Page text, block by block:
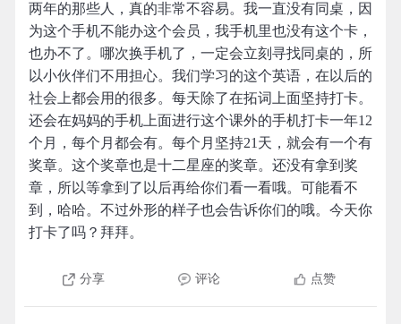
两年的那些人，真的非常不容易。我一直没有同桌，因
为这个手机不能办这个会员，我手机里也没有这个卡，
也办不了。哪次换手机了，一定会立刻寻找同桌的，所
以小伙伴们不用担心。我们学习的这个英语，在以后的
社会上都会用的很多。每天除了在拓词上面坚持打卡。
还会在妈妈的手机上面进行这个课外的手机打卡一年12
个月，每个月都会有。每个月坚持21天，就会有一个有
奖章。这个奖章也是十二星座的奖章。还没有拿到奖
章，所以等拿到了以后再给你们看一看哦。可能看不
到，哈哈。不过外形的样子也会告诉你们的哦。今天你
打卡了吗？拜拜。
分享 评论 点赞